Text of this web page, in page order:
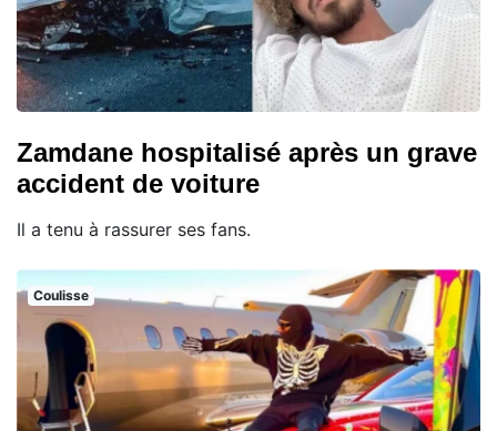
Zamdane hospitalisé après un grave
accident de voiture
Il a tenu à rassurer ses fans.
Coulisse